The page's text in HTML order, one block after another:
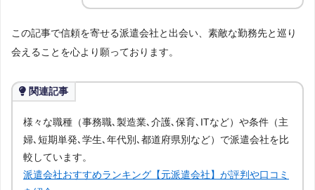
この記事で信頼を寄せる派遣会社と出会い、素敵な勤務先と巡り
会えることを心より願っております。
関連記事
様々な職種（事務職､製造業､介護､保育､ITなど）や条件（主
婦､短期単発､学生､年代別､都道府県別など）で派遣会社を比
較しています。
派遣会社おすすめランキング【元派遣会社】が評判や口コミ